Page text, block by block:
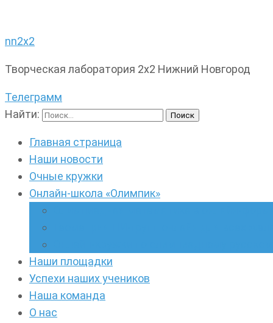
nn2x2
Творческая лаборатория 2х2 Нижний Новгород
Телеграмм
Найти:
Главная страница
Наши новости
Очные кружки
Онлайн-школа «Олимпик»
Наши площадки
Успехи наших учеников
Наша команда
О нас